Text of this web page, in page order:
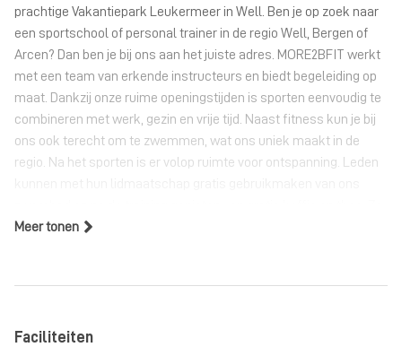
prachtige Vakantiepark Leukermeer in Well. Ben je op zoek naar
een sportschool of personal trainer in de regio Well, Bergen of
Arcen? Dan ben je bij ons aan het juiste adres. MORE2BFIT werkt
met een team van erkende instructeurs en biedt begeleiding op
maat. Dankzij onze ruime openingstijden is sporten eenvoudig te
combineren met werk, gezin en vrije tijd. Naast fitness kun je bij
ons ook terecht om te zwemmen, wat ons uniek maakt in de
regio. Na het sporten is er volop ruimte voor ontspanning. Leden
combineren we sport, ontspanning en plezier op één locatie!
Meer tonen
Faciliteiten